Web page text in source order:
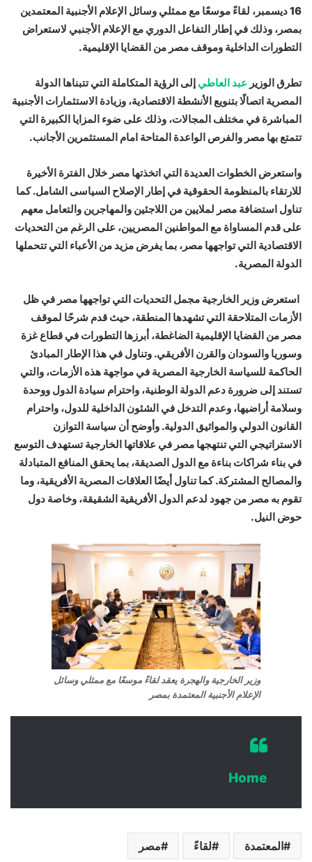
16 ديسمبر، لقاءً موسعًا مع ممثلي وسائل الإعلام الأجنبية المعتمدين
بمصر، وذلك في إطار التفاعل الدوري مع الإعلام الأجنبي لاستعراض
التطورات الداخلية وموقف مصر من القضايا الإقليمية.
تطرق الوزير عبد العاطي إلى الرؤية المتكاملة التي تتبناها الدولة
المصرية اتصالًا بتنويع الأنشطة الاقتصادية، وزيادة الاستثمارات الأجنبية
المباشرة في مختلف المجالات، وذلك على ضوء المزايا الكبيرة التي
تتمتع بها مصر والفرص الواعدة المتاحة امام المستثمرين الأجانب.
واستعرض الخطوات العديدة التي اتخذتها مصر خلال الفترة الأخيرة
للارتقاء بالمنظومة الحقوقية في إطار الإصلاح السياسى الشامل. كما
تناول استضافة مصر لملايين من اللاجئين والمهاجرين والتعامل معهم
على قدم المساواة مع المواطنين المصريين، على الرغم من التحديات
الاقتصادية التي تواجهها مصر، بما يفرض مزيد من الأعباء التي تتحملها
الدولة المصرية.
استعرض وزير الخارجية مجمل التحديات التي تواجهها مصر في ظل
الأزمات المتلاحقة التي تشهدها المنطقة، حيث قدم شرحًا لموقف
مصر من القضايا الإقليمية الضاغطة، أبرزها التطورات في قطاع غزة
وسوريا والسودان والقرن الأفريقي. وتناول في هذا الإطار المبادئ
الحاكمة للسياسة الخارجية المصرية في مواجهة هذه الأزمات، والتي
تستند إلى ضرورة دعم الدولة الوطنية، واحترام سيادة الدول ووحدة
وسلامة أراضيها، وعدم التدخل في الشئون الداخلية للدول، واحترام
القانون الدولي والمواثيق الدولية. وأوضح أن سياسة التوازن
الاستراتيجي التي تنتهجها مصر في علاقاتها الخارجية تستهدف التوسع
في بناء شراكات بناءة مع الدول الصديقة، بما يحقق المنافع المتبادلة
والمصالح المشتركة. كما تناول أيضًا العلاقات المصرية الأفريقية، وما
تقوم به مصر من جهود لدعم الدول الأفريقية الشقيقة، وخاصة دول
حوض النيل.
وزير الخارجية والهجرة يعقد لقاءً موسعًا مع ممثلي وسائل
الإعلام الأجنبية المعتمدة بمصر
Home
المعتمدة لقاءً مصر